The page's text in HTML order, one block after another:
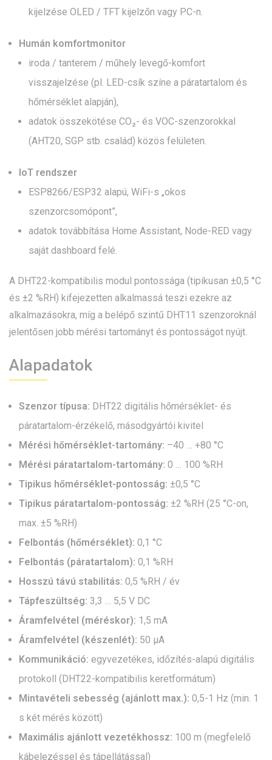
kijelzése OLED / TFT kijelzőn vagy PC-n.
Humán komfortmonitor
iroda / tanterem / műhely levegő-komfort
visszajelzése (pl. LED-csík színe a páratartalom és
hőmérséklet alapján),
adatok összekötése CO₂- és VOC-szenzorokkal
(AHT20, SGP stb. család) közös felületen.
IoT rendszer
ESP8266/ESP32 alapú, WiFi-s „okos
szenzorcsomópont”,
adatok továbbítása Home Assistant, Node-RED vagy
saját dashboard felé.
A DHT22-kompatibilis modul pontossága (tipikusan ±0,5 °C
és ±2 %RH) kifejezetten alkalmassá teszi ezekre az
alkalmazásokra, míg a belépő szintű DHT11 szenzoroknál
jelentősen jobb mérési tartományt és pontosságot nyújt.
Alapadatok
Szenzor típusa: DHT22 digitális hőmérséklet- és
páratartalom-érzékelő, másodgyártói kivitel
Mérési hőmérséklet-tartomány: –40 … +80 °C
Mérési páratartalom-tartomány: 0 … 100 %RH
Tipikus hőmérséklet-pontosság: ±0,5 °C
Tipikus páratartalom-pontosság: ±2 %RH (25 °C-on,
max. ±5 %RH)
Felbontás (hőmérséklet): 0,1 °C
Felbontás (páratartalom): 0,1 %RH
Hosszú távú stabilitás: 0,5 %RH / év
Tápfeszültség: 3,3 … 5,5 V DC
Áramfelvétel (méréskor): 1,5 mA
Áramfelvétel (készenlét): 50 µA
Kommunikáció: egyvezetékes, időzítés-alapú digitális
protokoll (DHT22-kompatibilis keretformátum)
Mintavételi sebesség (ajánlott max.): 0,5-1 Hz (min. 1
s két mérés között)
Maximális ajánlott vezetékhossz: 100 m (megfelelő
kábelezéssel és tápellátással)